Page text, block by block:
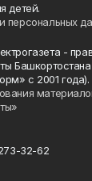
детей.
персональных
-
с 2001 года).
32-62